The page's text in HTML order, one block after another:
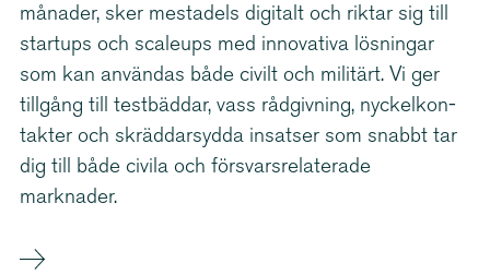
månader, sker mestadels digitalt och riktar sig till
startups och scaleups med innovativa lösningar
som kan användas både civilt och militärt. Vi ger
tillgång till testbäddar, vass rådgivning, nyckel­kon­
takter och skräddarsydda insatser som snabbt tar
dig till både civila och försvars­re­la­terade
marknader.